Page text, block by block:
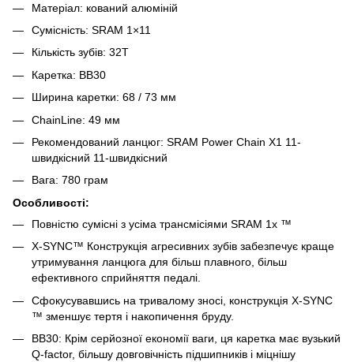
Матеріал: кований алюміній
Сумісність: SRAM 1×11
Кількість зубів: 32Т
Каретка: BB30
Ширина каретки: 68 / 73 мм
ChainLine: 49 мм
Рекомендований ланцюг: SRAM Power Chain X1 11-
швидкісний 11-швидкісний
Вага: 780 грам
Особливості:
Повністю сумісні з усіма трансмісіями SRAM 1x ™
X-SYNC™ Конструкція агресивних зубів забезпечує краще
утримування ланцюга для більш плавного, більш
ефективного сприйняття педалі.
Сфокусувавшись на тривалому зносі, конструкція X-SYNC
™ зменшує тертя і накопичення бруду.
BB30: Крім серйозної економії ваги, ця каретка має вузький
Q-factor, більшу довговічність підшипників і міцнішу